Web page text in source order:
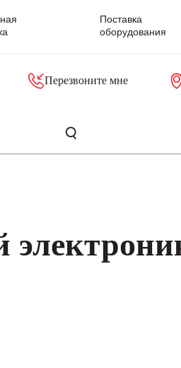
Поставка
оборудования
Перезвоните мне